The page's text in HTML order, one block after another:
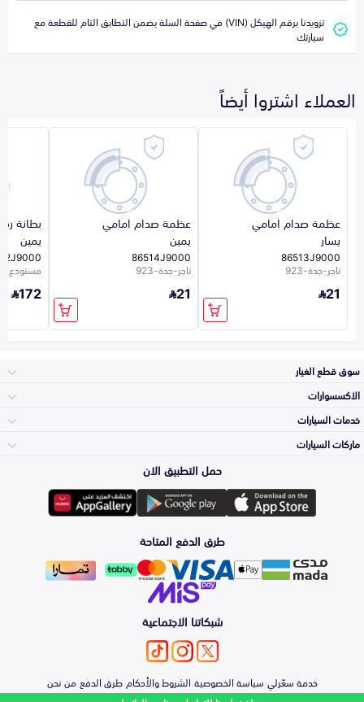
تزويدنا برقم الهيكل (VIN) في صفحة السلة يضمن التطابق التام للقطعة مع
سيارتك
العملاء اشتروا أيضاً
عظمة صدام امامي
يسار
86513J9000
تاجر-جدة-923
21
عظمة صدام امامي
يمين
86514J9000
تاجر-جدة-923
21
بطانة
يمين
مستودع
172
سوق قطع الغيار
المكائن، القيرات
وملحقاتها
الشمعات
والاصطبات (الاضاءة)
الفرامل والأقمشة
الأبواب، الرفرف
والكبوت
الاكسسوارات
لوازم الرحلات
اكسسوارات العناية
الزيوت و السوائل
خدمات السيارات
الأكثر مبيعاً
التلميع والعناية
حماية مقدمة السيارة
ماركات السيارات
تويوتا
هيونداي
كيا
نيسان
حمل التطبيق الان
طرق الدفع المتاحة
شبكاتنا الاجتماعية
خدمة سعّرلي سياسة الخصوصية الشروط والأحكامطرق الدفعمن نحن